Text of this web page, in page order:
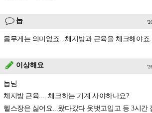
놉
몸무게는 의미없죠. .체지방과 근육을 체크해야죠.
이상해요
놉님
체지방 근육.....체크하는 기계 사야하나요?
헬스장은 싫어요...왔다갔다 옷벗고입고 등 3시간